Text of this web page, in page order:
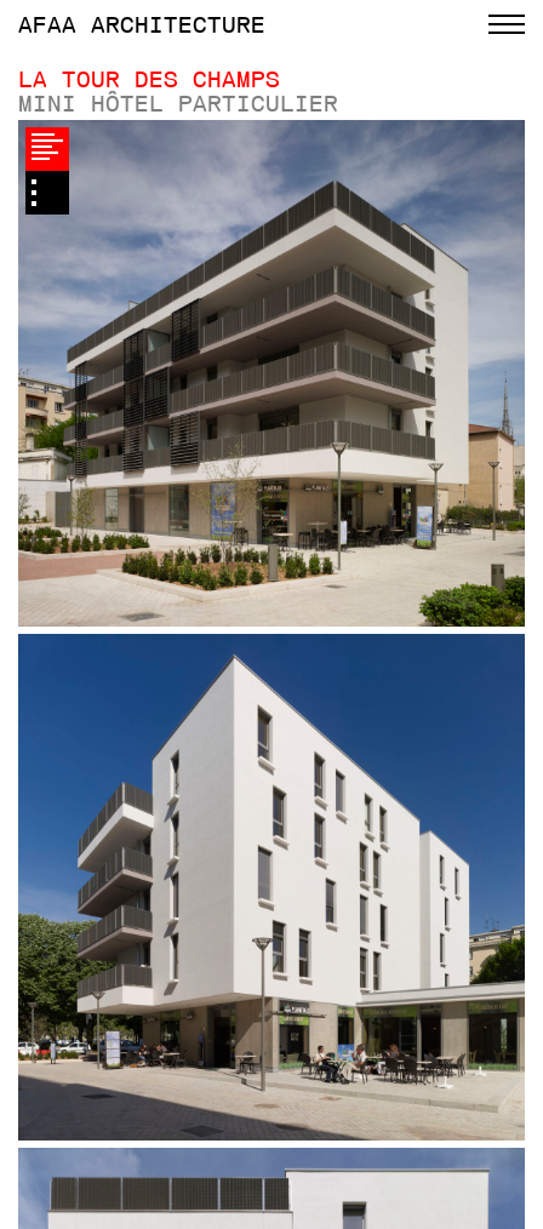
AFAA ARCHITECTURE
LA TOUR DES CHAMPS
MINI HÔTEL PARTICULIER